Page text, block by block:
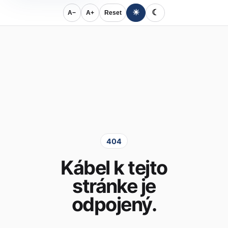
A− A+ Reset ☀ ☾
404
Kábel k tejto
stránke je
odpojený.